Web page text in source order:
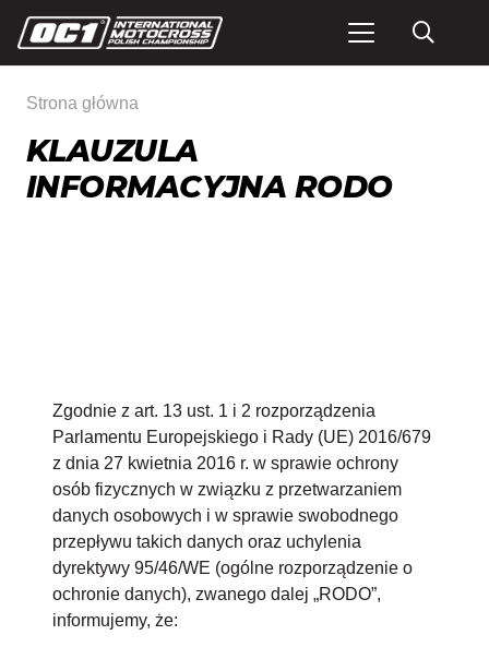
Strona główna
KLAUZULA
INFORMACYJNA RODO
Zgodnie z art. 13 ust. 1 i 2 rozporządzenia
Parlamentu Europejskiego i Rady (UE) 2016/679
z dnia 27 kwietnia 2016 r. w sprawie ochrony
osób fizycznych w związku z przetwarzaniem
danych osobowych i w sprawie swobodnego
przepływu takich danych oraz uchylenia
dyrektywy 95/46/WE (ogólne rozporządzenie o
ochronie danych), zwanego dalej „RODO”,
informujemy, że: